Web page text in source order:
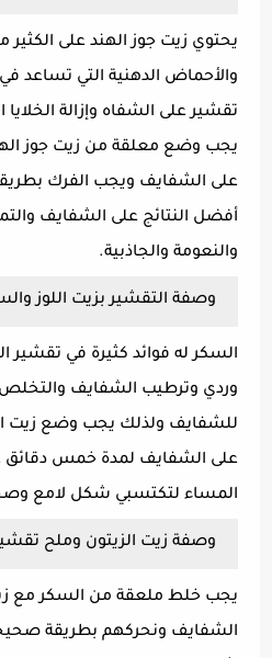
يحتوي زيت جوز الهند على
والأحماض الدهنية التي تساعد
تقشير على الشفاه وإزالة
يجب وضع معلقة من زيت جوز
على الشفايف ويجب الفرك
أفضل النتائج على الشفايف
والنعومة والجاذبية.
وصفة التقشير بزيت اللوز
السكر له فوائد كثيرة في
وردي وترطيب الشفايف والتخلص
للشفايف ولذلك يجب وضع زيت
على الشفايف لمدة خمس دقائق
المساء لتكتسبي شكل لامع
وصفة زيت الزيتون وملح
يجب خلط ملعقة من السكر مع
الشفايف ونحركهم بطريقة